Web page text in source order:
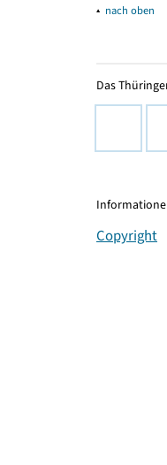
▴ nach oben
Das
Copyright